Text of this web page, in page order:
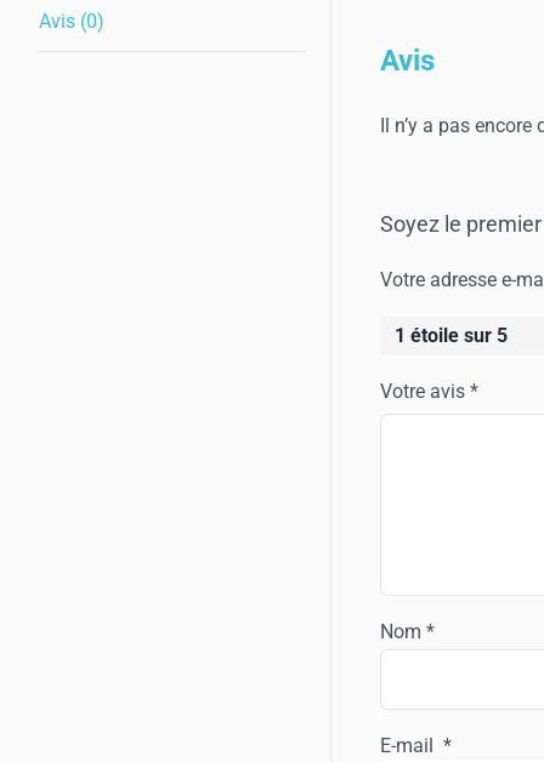
Avis (0)
Avis
Il n’y a pas encore
Soyez le
Votre adresse e-
1 étoile sur 5
Votre avis *
Nom *
E-mail *